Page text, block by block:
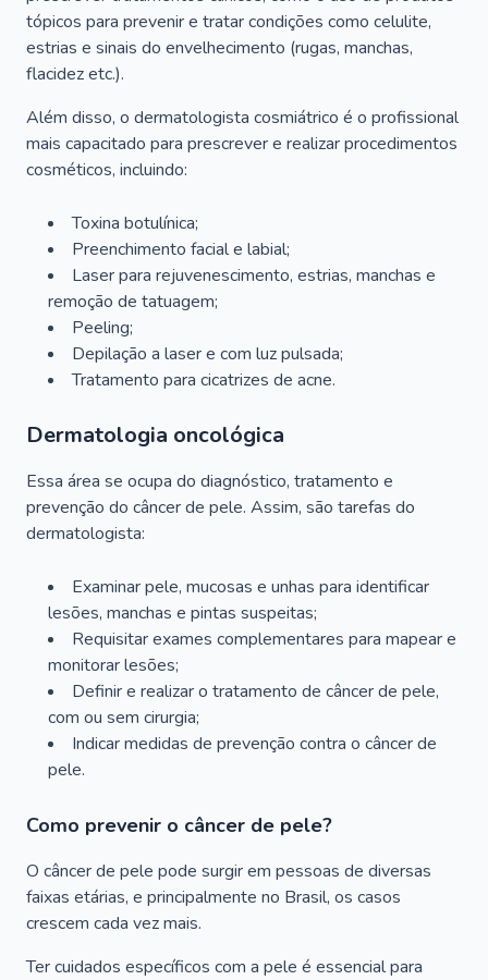
tópicos para prevenir e tratar condições como celulite,
estrias e sinais do envelhecimento (rugas, manchas,
flacidez etc.).
Além disso, o dermatologista cosmiátrico é o profissional
mais capacitado para prescrever e realizar procedimentos
cosméticos, incluindo:
Toxina botulínica;
Preenchimento facial e labial;
Laser para rejuvenescimento, estrias, manchas e
remoção de tatuagem;
Peeling;
Depilação a laser e com luz pulsada;
Tratamento para cicatrizes de acne.
Dermatologia oncológica
Essa área se ocupa do diagnóstico, tratamento e
prevenção do câncer de pele. Assim, são tarefas do
dermatologista:
Examinar pele, mucosas e unhas para identificar
lesões, manchas e pintas suspeitas;
Requisitar exames complementares para mapear e
monitorar lesões;
Definir e realizar o tratamento de câncer de pele,
com ou sem cirurgia;
Indicar medidas de prevenção contra o câncer de
pele.
Como prevenir o câncer de pele?
O câncer de pele pode surgir em pessoas de diversas
faixas etárias, e principalmente no Brasil, os casos
crescem cada vez mais.
Ter cuidados específicos com a pele é essencial para